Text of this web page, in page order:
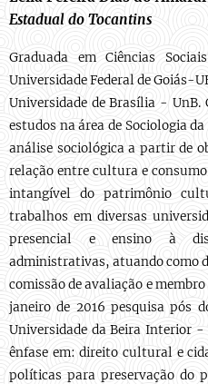
Estadual do Tocantins
Graduada em Ciências
Universidade Federal de Goiás-
Universidade de Brasília - UnB.
estudos na área de Sociologia
análise sociológica a partir de
relação entre cultura e
intangível do patrimônio
trabalhos em diversas
presencial e ensino à
administrativas, atuando como
comissão de avaliação e
janeiro de 2016 pesquisa pós
Universidade da Beira Interior
ênfase em: direito cultural e
políticas para preservação do